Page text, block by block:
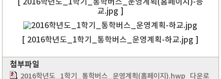
[ 2016학년도_1학기_통학버스_운영계획(홈페이지)-등
교.jpg ]
[ 2016학년도_1학기_통학버스_운영계획-하교.jpg ]
첨부파일
2016학년도_1학기_통학버스_운영계획(홈페이지).hwp 다운로